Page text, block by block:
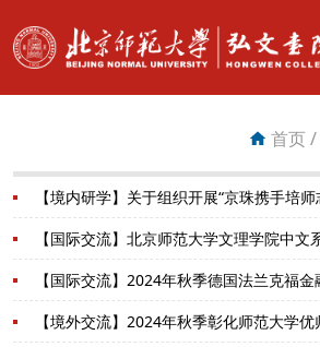
书院总览
书院团队
书院育人
首页/